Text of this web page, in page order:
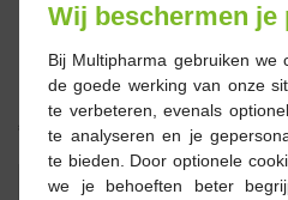
€ 61,90
Bestellen
Wij beschermen je
Bij Multipharma gebruiken we
de goede werking van onze
te verbeteren, evenals
te analyseren en je
te bieden. Door optionele
we je behoeften beter